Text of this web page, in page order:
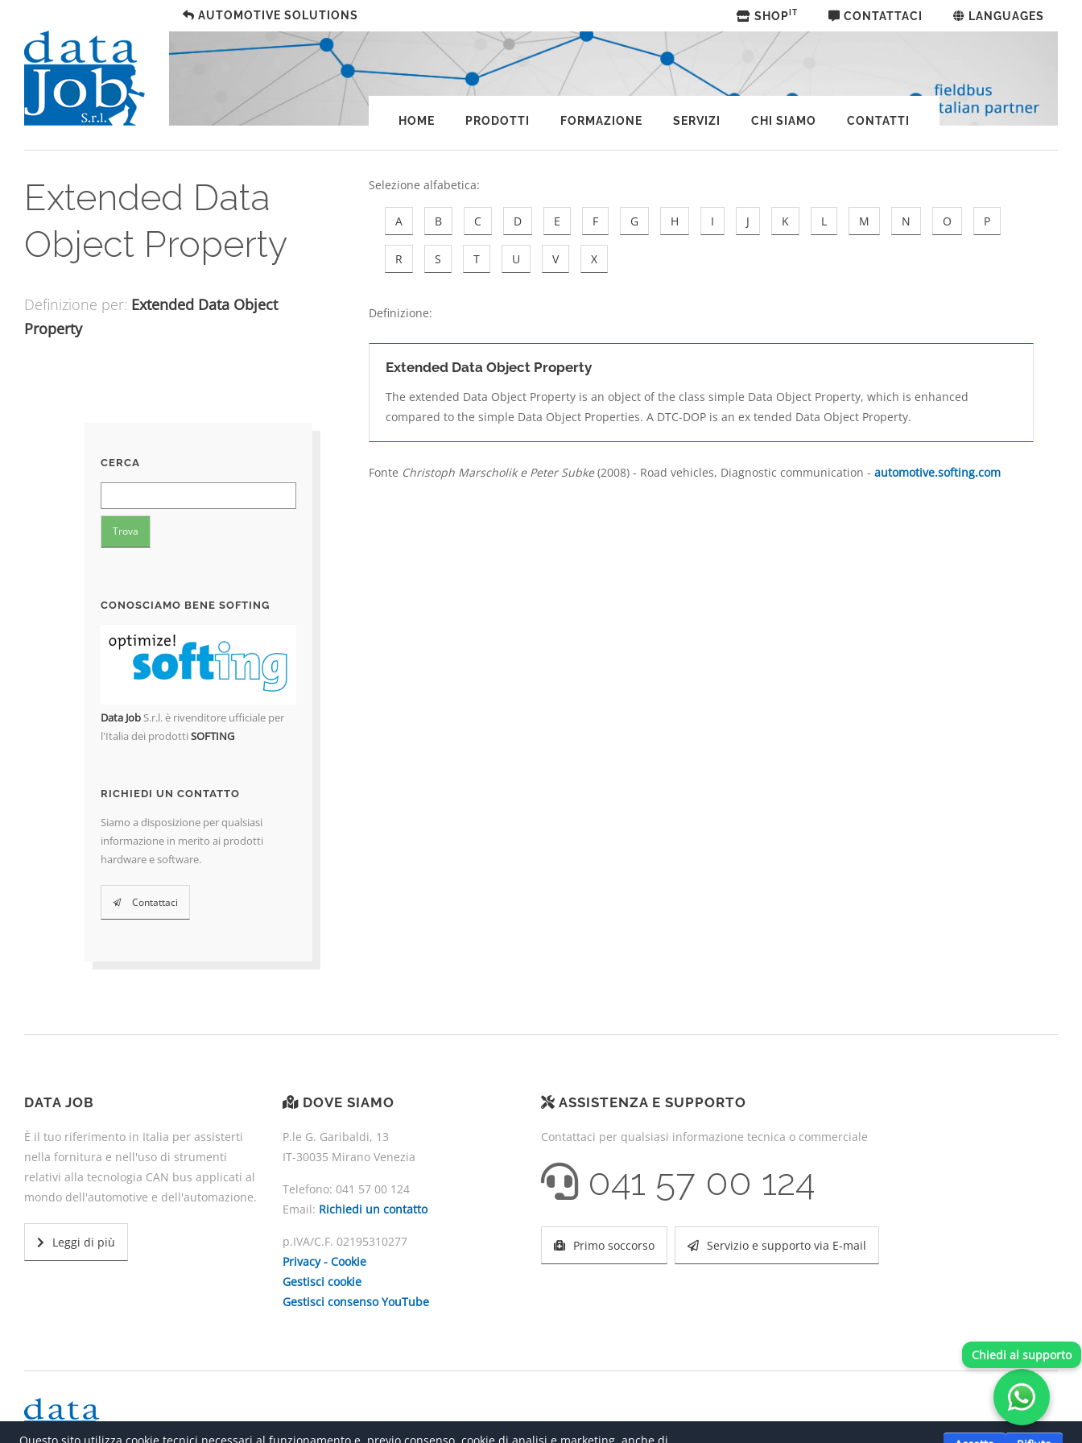
AUTOMOTIVE SOLUTIONS SHOP IT CONTATTACI LANGUAGES
HOME PRODOTTI FORMAZIONE SERVIZI CHI SIAMO CONTATTI
Extended Data
Object Property
Definizione per: Extended Data Object
Property
Selezione alfabetica:
A B C D E F G H I J K L M N O P
R S T U V X
Definizione:
Extended Data Object Property
The extended Data Object Property is an object of the class simple Data Object Property, which is enhanced
compared to the simple Data Object Properties. A DTC-DOP is an ex­ tended Data Object Property.
Fonte Christoph Marscholik e Peter Subke(2008) - Road vehicles, Diagnostic communication - automotive.softing.com
CERCA
CONOSCIAMO BENE SOFTING
Data JobS.r.l. è rivenditore ufficiale per
l'Italia dei prodotti SOFTING
RICHIEDI UN CONTATTO
Siamo a disposizione per qualsiasi
informazione in merito ai prodotti
hardware e software.
Contattaci
DATA JOB
È il tuo riferimento in Italia per assisterti
nella fornitura e nell'uso di strumenti
relativi alla tecnologia CAN bus applicati al
mondo dell'automotive e dell'automazione.
Leggi di più
DOVE SIAMO
P.le G. Garibaldi, 13
IT-30035 Mirano Venezia
Telefono: 041 57 00 124
Email: Richiedi un contatto
p.IVA/C.F. 02195310277
Privacy - Cookie
Gestisci cookie
Gestisci consenso YouTube
ASSISTENZA E SUPPORTO
Contattaci per qualsiasi informazione tecnica o commerciale
041 57 00 124
Primo soccorso Servizio e supporto via E-mail
Chiedi al supporto